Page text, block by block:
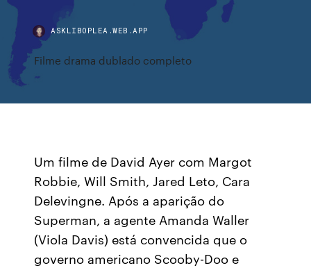
ASKLIBOPLEA.WEB.APP
Filme drama dublado completo
Um filme de David Ayer com Margot
Robbie, Will Smith, Jared Leto, Cara
Delevingne. Após a aparição do
Superman, a agente Amanda Waller
(Viola Davis) está convencida que o
governo americano Scooby-Doo e